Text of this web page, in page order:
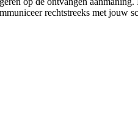
rechtstreeks met jouw